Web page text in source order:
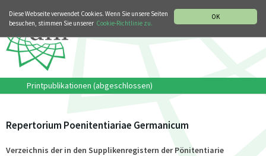
OK
Diese Webseite verwendet Cookies. Wenn Sie unsere Seiten
besuchen, stimmen Sie unserer Cookie-Richtlinie zu.
Printpublikationen (abgeschlossen)
Repertorium Poenitentiariae Germanicum
Verzeichnis der in den Supplikenregistern der Pönitentiarie